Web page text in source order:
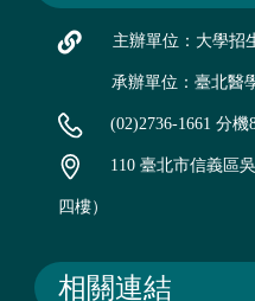
主辦單位：大學招
承辦單位：臺北醫
(02)2736-1661 分機
110 臺北市信義區
四樓）
相關連結